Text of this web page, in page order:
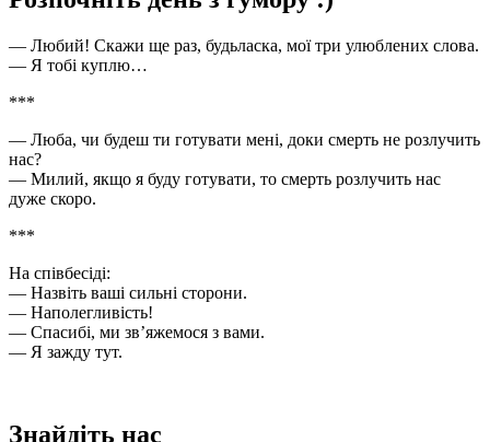
— Любий! Скажи ще раз, будьласка, мої три улюблених слова.
— Я тобі куплю…
***
— Люба, чи будеш ти готувати мені, доки смерть не розлучить
нас?
— Милий, якщо я буду готувати, то смерть розлучить нас
дуже скоро.
***
На співбесіді:
— Назвіть ваші сильні сторони.
— Наполегливість!
— Спасибі, ми зв’яжемося з вами.
— Я зажду тут.
Знайдіть нас